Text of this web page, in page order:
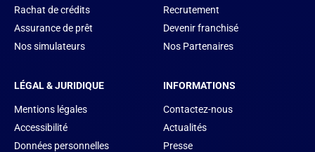
Rachat de crédits
Assurance de prêt
Nos simulateurs
Recrutement
Devenir franchisé
Nos Partenaires
LÉGAL & JURIDIQUE
Mentions légales
Accessibilité
Données personnelles
INFORMATIONS
Contactez-nous
Actualités
Presse